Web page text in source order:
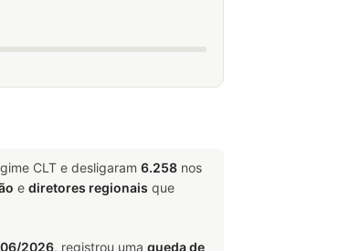
CLT e desligaram 6.258 nos
e diretores regionais que
2026, registrou uma queda de